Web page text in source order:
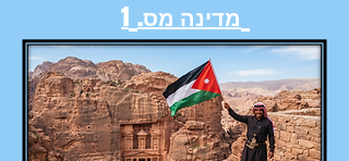
מדינה מס. 1